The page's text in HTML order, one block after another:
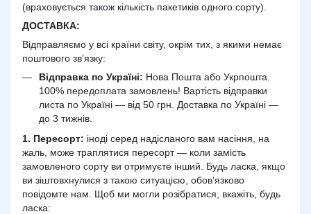
(враховується також кількість пакетиків одного сорту).
ДОСТАВКА:
Відправляємо у всі країни світу, окрім тих, з якими немає
поштового зв’язку:
Відправка по Україні: Нова Пошта або Укрпошта.
100% передоплата замовлень! Вартість відправки
листа по Україні — від 50 грн. Доставка по Україні —
до 3 тижнів.
1. Пересорт: іноді серед надісланого вам насіння, на
жаль, може траплятися пересорт — коли замість
замовленого сорту ви отримуєте інший. Будь ласка, якщо
ви зіштовхнулися з такою ситуацією, обов’язково
повідомте нам. Щоб ми могли розібратися, вкажіть, будь
ласка: